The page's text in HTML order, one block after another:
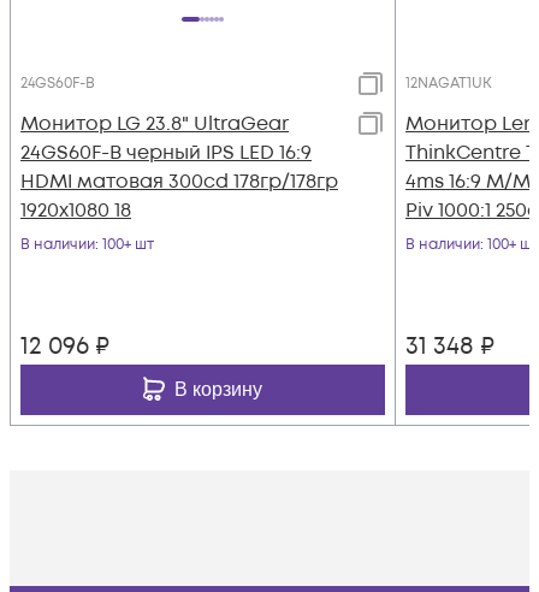
24GS60F-B
Монитор LG 23.8" UltraGear
24GS60F-B черный IPS LED 16:9
HDMI матовая 300cd 178гр/178гр
1920x1080 18
В наличии: 100+ шт
12 096 ₽
В корзину
12NAGAT1UK
Монитор
ThinkCentre
4ms 16:9 M/
Piv 1000:1
В наличии: 100+ шт
31 348 ₽